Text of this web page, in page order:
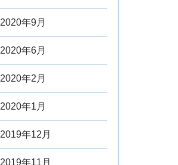
2020年9月
2020年6月
2020年2月
2020年1月
2019年12月
2019年11月